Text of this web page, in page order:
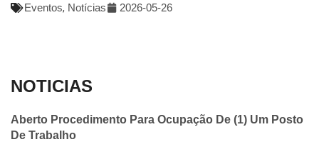
Eventos, Notícias 2026-05-26
NOTICIAS
Aberto Procedimento Para Ocupação De (1) Um Posto
De Trabalho